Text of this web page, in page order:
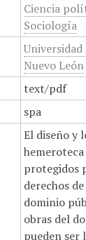
Ciencia
Sociología
Nuevo León
text/pdf
spa
El diseño y
protegidos
derechos
dominio
obras del
pueden ser